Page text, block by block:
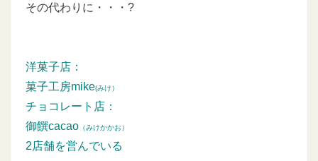
その代わりに・・・?
洋菓子店：
菓子工房mike(みけ）
チョコレート店：
御饌cacao （みけかかお）
2店舗を営んでいる